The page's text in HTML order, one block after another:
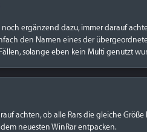
noch ergänzend dazu, immer darauf
den Namen eines der
solange eben kein Multi genutzt
achten, ob alle Rars die gleiche Größe
neuesten WinRar entpacken.